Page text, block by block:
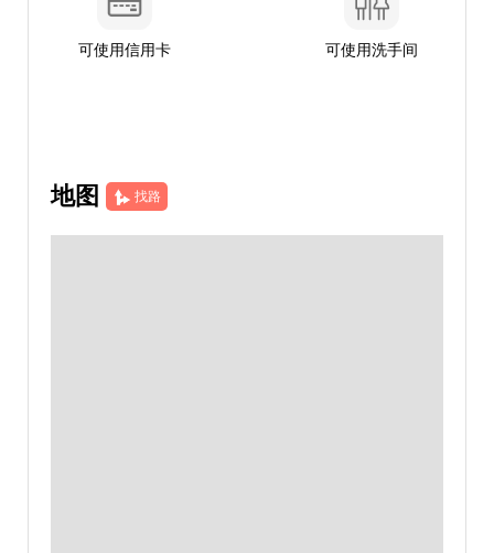
可使用信用卡 可使用洗手间
地图 找路